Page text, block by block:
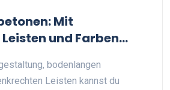
Mit
und Farben
bodenlangen
Leisten kannst du